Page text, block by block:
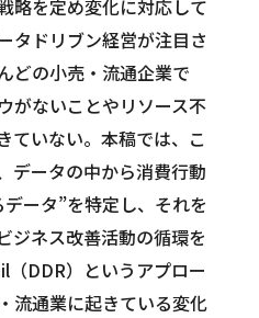
略を定め変化に対応して
タドリブン経営が注目さ
どの小売・流通企業で
がないことやリソース不
ていない。本稿では、こ
データの中から消費行動
ータ”を特定し、それを
ジネス改善活動の循環を
DDR）というアプロー
流通業に起きている変化